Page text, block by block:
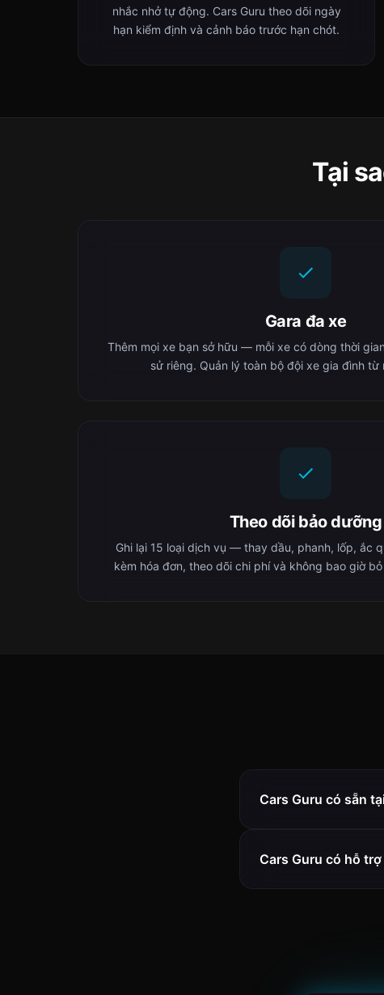
nhắc nhở tự động. Cars Guru theo dõi ngày
hạn kiểm định và cảnh báo trước hạn chót.
Tại
Gara đa xe
Thêm mọi xe bạn sở hữu — mỗi xe có dòng thời
sử riêng. Quản lý toàn bộ đội xe gia đình từ
Theo dõi bảo dưỡng
Ghi lại 15 loại dịch vụ — thay dầu, phanh, lốp, ắc
kèm hóa đơn, theo dõi chi phí và không bao giờ
Cars Guru có sẵn
Cars Guru có hỗ